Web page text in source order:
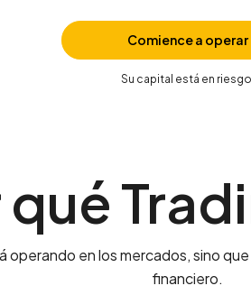
Comience a operar
Su capital está en
qué
operando en los mercados, sino
financiero.